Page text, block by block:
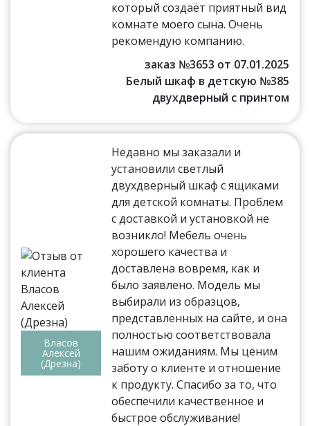
который создаёт приятный вид
комнате моего сына. Очень
рекомендую компанию.
заказ №3653 от 07.01.2025
Белый шкаф в детскую №385
двухдверный с принтом
Власов
Алексей
(Дрезна)
Недавно мы заказали и
установили светлый
двухдверный шкаф с ящиками
для детской комнаты. Проблем
с доставкой и установкой не
возникло! Мебель очень
хорошего качества и
доставлена вовремя, как и
было заявлено. Модель мы
выбирали из образцов,
представленных на сайте, и она
полностью соответствовала
нашим ожиданиям. Мы ценим
заботу о клиенте и отношение
к продукту. Спасибо за то, что
обеспечили качественное и
быстрое обслуживание!